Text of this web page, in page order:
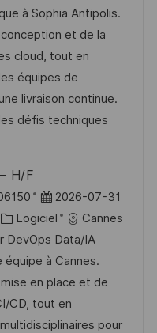
à Sophia Antipolis.
et de la
cloud, tout en
équipes de
livraison continue.
défis techniques
H/F
D
a
t
e
d
’
a
2026-07-31
C
a
t
é
g
o
Logiciel
Cannes
DevOps Data/IA
à Cannes.
en place et de
CD, tout en
pour